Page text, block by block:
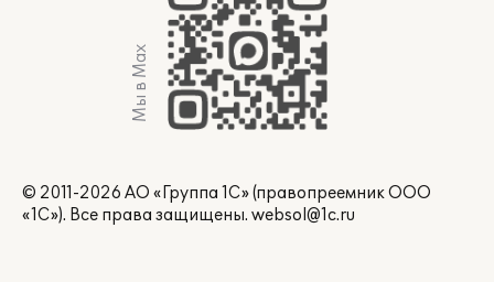
Мы в Max
© 2011-2026 АО «Группа 1С» (правопреемник ООО
«1С»). Все права защищены. websol@1c.ru